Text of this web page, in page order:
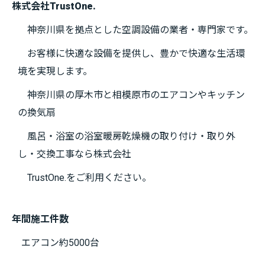
株式会社TrustOne.
神奈川県を拠点とした空調設備の業者・専門家です。
お客様に快適な設備を提供し、豊かで快適な生活環
境を実現します。
神奈川県の厚木市と相模原市のエアコンやキッチン
の換気扇
風呂・浴室の浴室暖房乾燥機の取り付け・取り外
し・交換工事なら株式会社
TrustOne.をご利用ください。
年間施工件数
エアコン約5000台